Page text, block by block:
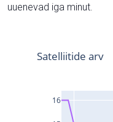
uuenevad iga minut.